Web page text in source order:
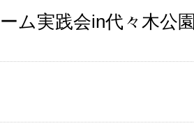
ム実践会in代々木公園